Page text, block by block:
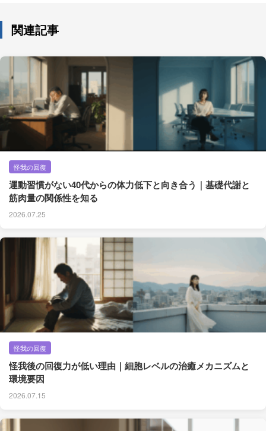
関連記事
怪我の回復
運動習慣がない40代からの体力低下と向き合う｜基礎代謝と
筋肉量の関係性を知る
2026.07.25
怪我の回復
怪我後の回復力が低い理由｜細胞レベルの治癒メカニズムと
環境要因
2026.07.15